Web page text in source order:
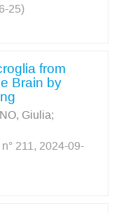
25)
from
Brain by
Giulia;
211, 2024-09-